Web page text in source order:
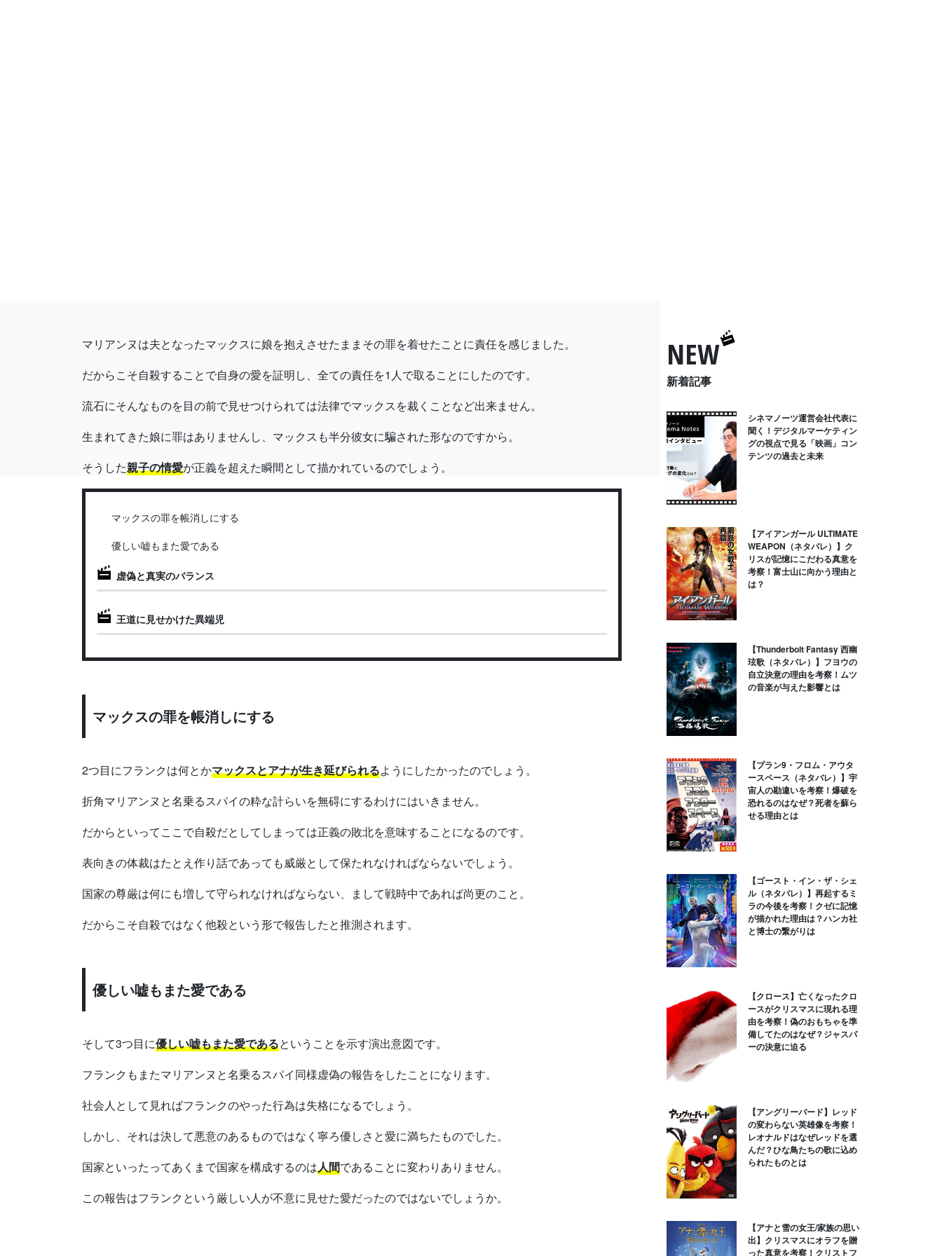
マリアンヌは夫となったマックスに娘を抱えさせたままその罪を着せたことに責任を感じました。
だからこそ自殺することで自身の愛を証明し、全ての責任を1人で取ることにしたのです。
流石にそんなものを目の前で見せつけられては法律でマックスを裁くことなど出来ません。
生まれてきた娘に罪はありませんし、マックスも半分彼女に騙された形なのですから。
そうした親子の情愛が正義を超えた瞬間として描かれているのでしょう。
マックスの罪を帳消しにする
優しい嘘もまた愛である
虚偽と真実のバランス
王道に見せかけた異端児
マックスの罪を帳消しにする
2つ目にフランクは何とかマックスとアナが生き延びられるようにしたかったのでしょう。
折角マリアンヌと名乗るスパイの粋な計らいを無碍にするわけにはいきません。
だからといってここで自殺だとしてしまっては正義の敗北を意味することになるのです。
表向きの体裁はたとえ作り話であっても威厳として保たれなければならないでしょう。
国家の尊厳は何にも増して守られなければならない、まして戦時中であれば尚更のこと。
だからこそ自殺ではなく他殺という形で報告したと推測されます。
優しい嘘もまた愛である
そして3つ目に優しい嘘もまた愛であるということを示す演出意図です。
フランクもまたマリアンヌと名乗るスパイ同様虚偽の報告をしたことになります。
社会人として見ればフランクのやった行為は失格になるでしょう。
しかし、それは決して悪意のあるものではなく寧ろ優しさと愛に満ちたものでした。
国家といったってあくまで国家を構成するのは人間であることに変わりありません。
この報告はフランクという厳しい人が不意に見せた愛だったのではないでしょうか。
NEW
新着記事
シネマノーツ運営会社代表に
聞く！デジタルマーケティン
グの視点で見る「映画」コン
テンツの過去と未来
【アイアンガール ULTIMATE
WEAPON（ネタバレ）】ク
リスが記憶にこだわる真意を
考察！富士山に向かう理由と
は？
【Thunderbolt Fantasy 西幽
玹歌（ネタバレ）】フヨウの
自立決意の理由を考察！ムツ
の音楽が与えた影響とは
【プラン9・フロム・アウタ
ースペース（ネタバレ）】宇
宙人の勘違いを考察！爆破を
恐れるのはなぜ？死者を蘇ら
せる理由とは
【ゴースト・イン・ザ・シェ
ル（ネタバレ）】再起するミ
ラの今後を考察！クゼに記憶
が描かれた理由は？ハンカ社
と博士の繋がりは
【クロース】亡くなったクロ
ースがクリスマスに現れる理
由を考察！偽のおもちゃを準
備してたのはなぜ？ジャスパ
ーの決意に迫る
【アングリーバード】レッド
の変わらない英雄像を考察！
レオナルドはなぜレッドを選
んだ？ひな鳥たちの歌に込め
られたものとは
【アナと雪の女王/家族の思い
出】クリスマスにオラフを贈
った真意を考察！クリストフ